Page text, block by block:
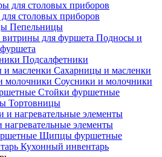
столовых приборов
Пепельницы
Подносы и
Подсалфетники
Сахарницы и масленки
Соусники и молочники
Стойки фуршетные
Тортовницы
элементы
Щипцы фуршетные
Кухонный инвентарь